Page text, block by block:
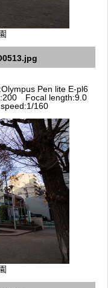
Pen lite E-pl6
Focal length:9.0
160